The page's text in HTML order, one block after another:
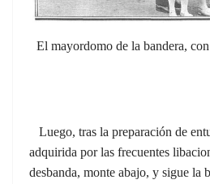
El mayordomo de la bandera,
Luego, tras la preparación de
adquirida por las frecuentes
desbanda, monte abajo, y sigue la